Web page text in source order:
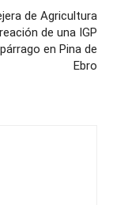
de Agricultura
de una IGP
en Pina de
Ebro